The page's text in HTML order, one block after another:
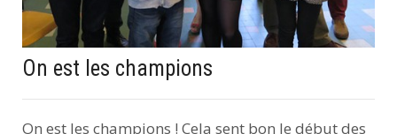
On est les champions
On est les champions ! Cela sent bon le début des